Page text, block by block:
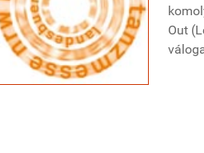
Out